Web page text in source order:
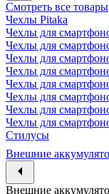
Смотреть все товары
Чехлы Pitaka
Чехлы для
Чехлы для
Чехлы для
Чехлы для
Чехлы для
Чехлы для
Чехлы для
Чехлы для
Стилусы
Внешние
Внешние